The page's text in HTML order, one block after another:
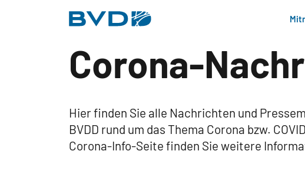
Corona-
Hier finden Sie alle Nachrichten und
BVDD rund um das Thema Corona bzw.
Corona-Info-Seite finden Sie weitere